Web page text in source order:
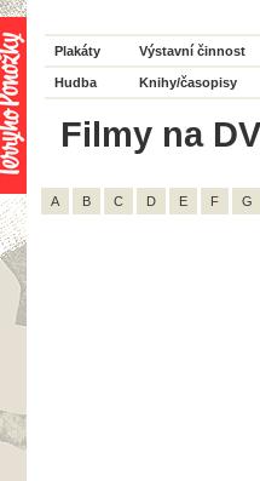
Plakáty Výstavní činnost
Hudba Knihy/časopisy
Filmy na
A B C D E F G